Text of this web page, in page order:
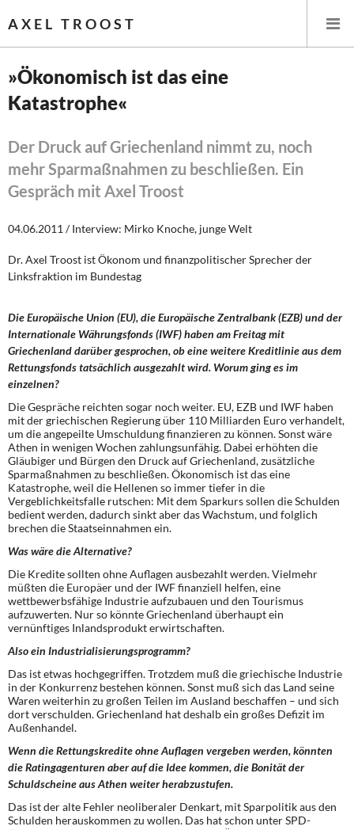
AXEL TROOST
Startseite
Themen
Leitlinien linker Wirtschafts- und Finanzpolitik
Steuer- und Finanzpolitik
Eurokrise und Griechenland
DIE LINKE
Weitere Themen
Memo-Gruppe
Institut Solidarische Moderne
Rosa-Luxemburg-Stiftung
Über mich
Kontakt
»Ökonomisch ist das eine
Katastrophe«
Der Druck auf Griechenland nimmt zu, noch
mehr Sparmaßnahmen zu beschließen. Ein
Gespräch mit Axel Troost
04.06.2011 / Interview: Mirko Knoche, junge Welt
Dr. Axel Troost ist Ökonom und finanzpolitischer Sprecher der
Linksfraktion im Bundestag
Die Europäische Union (EU), die Europäische Zentralbank (EZB) und der
Internationale Währungsfonds (IWF) haben am Freitag mit
Griechenland darüber gesprochen, ob eine weitere Kreditlinie aus dem
Rettungsfonds tatsächlich ausgezahlt wird. Worum ging es im
einzelnen?
Die Gespräche reichten sogar noch weiter. EU, EZB und IWF haben
mit der griechischen Regierung über 110 Milliarden Euro verhandelt,
um die angepeilte Umschuldung finanzieren zu können. Sonst wäre
Athen in wenigen Wochen zahlungsunfähig. Dabei erhöhten die
Gläubiger und Bürgen den Druck auf Griechenland, zusätzliche
Sparmaßnahmen zu beschließen. Ökonomisch ist das eine
Katastrophe, weil die Hellenen so immer tiefer in die
Vergeblichkeitsfalle rutschen: Mit dem Sparkurs sollen die Schulden
bedient werden, dadurch sinkt aber das Wachstum, und folglich
brechen die Staatseinnahmen ein.
Was wäre die Alternative?
Die Kredite sollten ohne Auflagen ausbezahlt werden. Vielmehr
müßten die Europäer und der IWF finanziell helfen, eine
wettbewerbsfähige Industrie aufzubauen und den Tourismus
aufzuwerten. Nur so könnte Griechenland überhaupt ein
vernünftiges Inlandsprodukt erwirtschaften.
Also ein Industrialisierungsprogramm?
Das ist etwas hochgegriffen. Trotzdem muß die griechische Industrie
in der Konkurrenz bestehen können. Sonst muß sich das Land seine
Waren weiterhin zu großen Teilen im Ausland beschaffen – und sich
dort verschulden. Griechenland hat deshalb ein großes Defizit im
Außenhandel.
Wenn die Rettungskredite ohne Auflagen vergeben werden, könnten
die Ratingagenturen aber auf die Idee kommen, die Bonität der
Schuldscheine aus Athen weiter herabzustufen.
Das ist der alte Fehler neoliberaler Denkart, mit Sparpolitik aus den
Schulden herauskommen zu wollen. Das hat schon unter SPD-